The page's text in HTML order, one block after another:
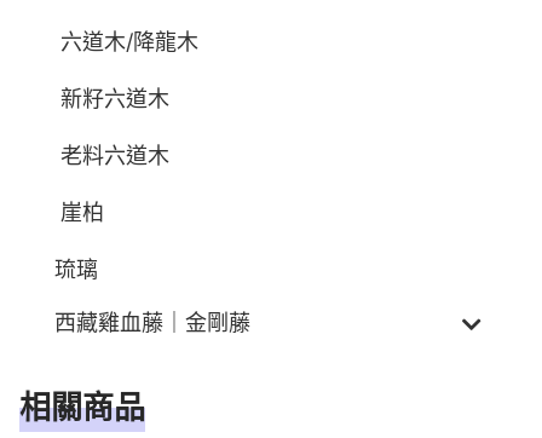
六道木/降龍木
新籽六道木
老料六道木
崖柏
琉璃
西藏雞血藤｜金剛藤
相關商品